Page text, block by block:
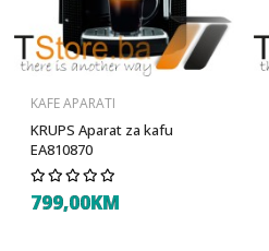
KAFE APARATI
KRUPS Aparat za kafu
EA810870
799,00KM